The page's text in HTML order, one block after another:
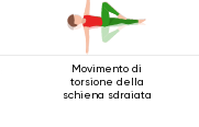
Movimento di
torsione della
schiena sdraiata